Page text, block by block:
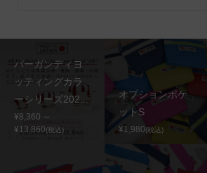
バーガンディヨ
ッティングカラ
ーシリーズ202...
¥8,360 ～
¥13,860(税込)
オプションポケ
ットS
¥1,980(税込)